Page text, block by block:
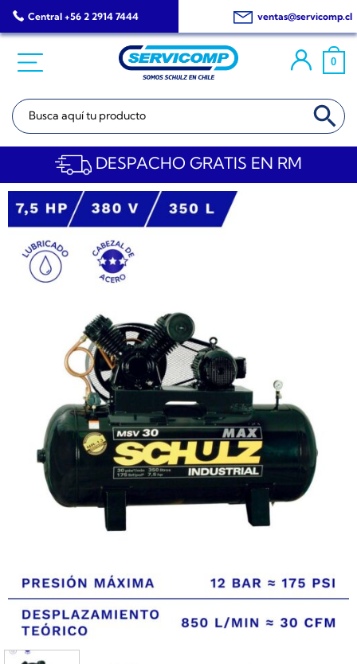
Saltar
al
Central +56 2 2914 7444 ventas@servicomp.cl
0
Buscar: BOTÓN DE
DESPACHO GRATIS EN RM